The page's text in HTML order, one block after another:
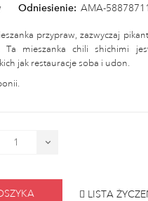
Odniesienie: AMA-58878711
przypraw, zazwyczaj
Ta mieszanka chili shichimi
jak restauracje soba i udon.
LISTA